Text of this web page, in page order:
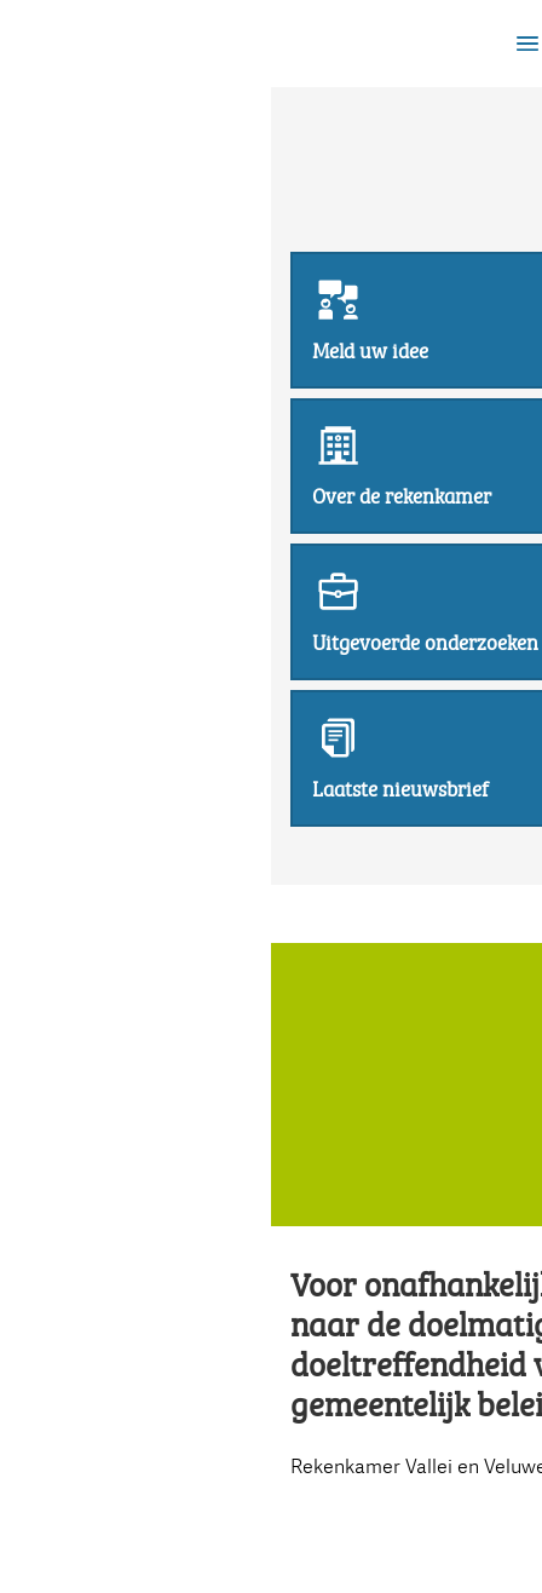
Meld uw idee
Over de rekenkamer
Uitgevoerde onderzoeken
Laatste nieuwsbrief
Voor
naar de
doeltreffendheid
gemeentelijk
Rekenkamer Vallei en